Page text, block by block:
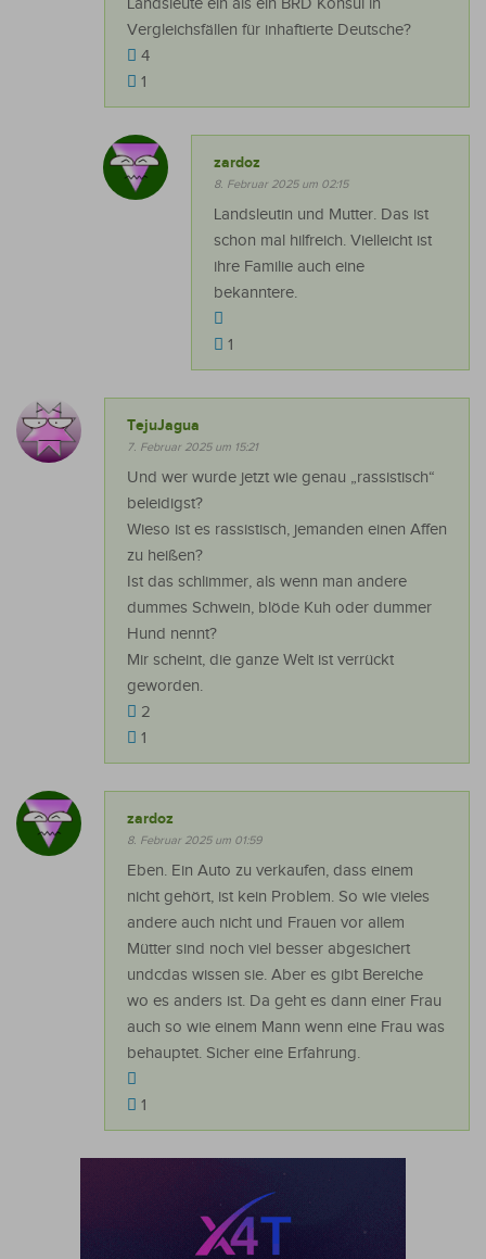
Landsleute ein als ein BRD Konsul in
Vergleichsfällen für inhaftierte Deutsche?
4
1
zardoz
8. Februar 2025 um 02:15
Landsleutin und Mutter. Das ist
schon mal hilfreich. Vielleicht ist
ihre Familie auch eine
bekanntere.
1
TejuJagua
7. Februar 2025 um 15:21
Und wer wurde jetzt wie genau „rassistisch“
beleidigst?
Wieso ist es rassistisch, jemanden einen Affen
zu heißen?
Ist das schlimmer, als wenn man andere
dummes Schwein, blöde Kuh oder dummer
Hund nennt?
Mir scheint, die ganze Welt ist verrückt
geworden.
2
1
zardoz
8. Februar 2025 um 01:59
Eben. Ein Auto zu verkaufen, dass einem
nicht gehört, ist kein Problem. So wie vieles
andere auch nicht und Frauen vor allem
Mütter sind noch viel besser abgesichert
undcdas wissen sie. Aber es gibt Bereiche
wo es anders ist. Da geht es dann einer Frau
auch so wie einem Mann wenn eine Frau was
behauptet. Sicher eine Erfahrung.
1